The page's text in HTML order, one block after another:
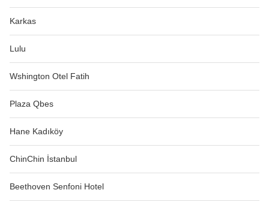
Karkas
Lulu
Wshington Otel Fatih
Plaza Qbes
Hane Kadıköy
ChinChin İstanbul
Beethoven Senfoni Hotel